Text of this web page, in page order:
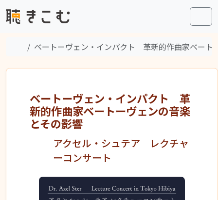
Home
ベートーヴェン・インパクト 革新的作曲家ベート
ベートーヴェン・インパクト 革
新的作曲家ベートーヴェンの音楽
とその影響
アクセル・シュテア レクチャ
ーコンサート